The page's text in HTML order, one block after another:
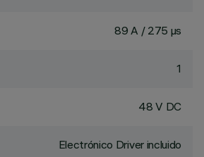
89 A / 275 µs
1
48 V DC
Electrónico Driver incluido